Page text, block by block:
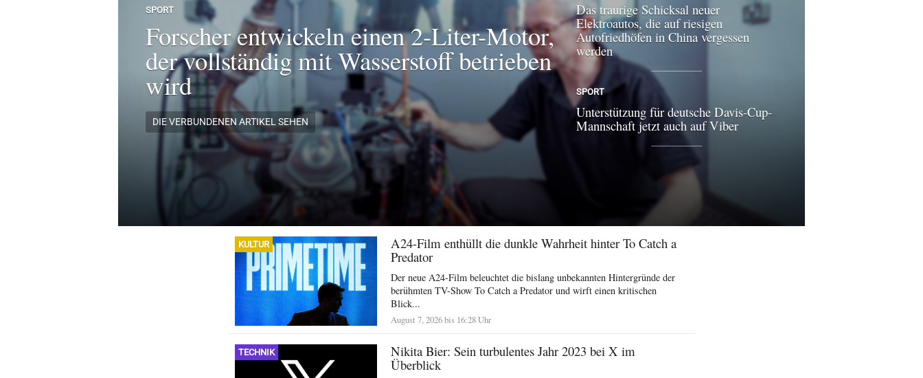
SPORT
Forscher entwickeln einen 2-Liter-Motor,
der vollständig mit Wasserstoff betrieben
wird
DIE VERBUNDENEN ARTIKEL SEHEN
Das traurige Schicksal neuer
Elektroautos, die auf riesigen
Autofriedhöfen in China vergessen
werden
SPORT
Unterstützung für deutsche Davis-Cup-
Mannschaft jetzt auch auf Viber
KULTUR
A24-Film enthüllt die dunkle Wahrheit hinter To Catch a
Predator
Der neue A24-Film beleuchtet die bislang unbekannten Hintergründe der
berühmten TV-Show To Catch a Predator und wirft einen kritischen
Blick...
August 7, 2026 bis 16:28 Uhr
TECHNIK
Nikita Bier: Sein turbulentes Jahr 2023 bei X im
Überblick